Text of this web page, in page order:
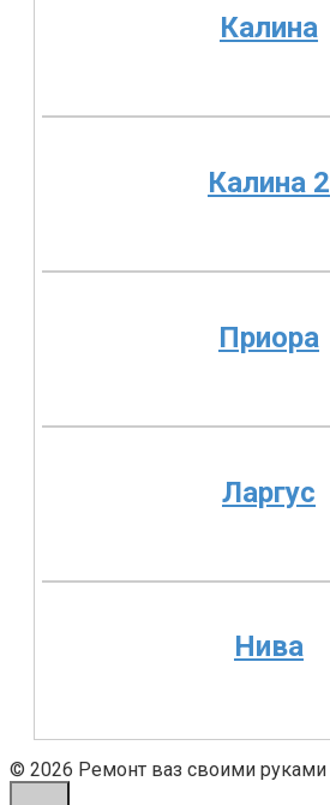
Калина
Калина 2
Приора
Ларгус
Нива
© 2026 Ремонт ваз своими руками